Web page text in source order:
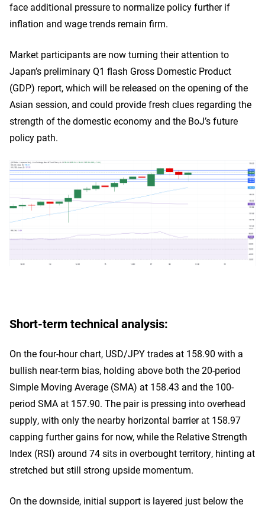
face additional pressure to normalize policy further if
inflation and wage trends remain firm.
Market participants are now turning their attention to
Japan’s preliminary Q1 flash Gross Domestic Product
(GDP) report, which will be released on the opening of the
Asian session, and could provide fresh clues regarding the
strength of the domestic economy and the BoJ’s future
policy path.
Short-term technical analysis:
On the four-hour chart, USD/JPY trades at 158.90 with a
bullish near-term bias, holding above both the 20-period
Simple Moving Average (SMA) at 158.43 and the 100-
period SMA at 157.90. The pair is pressing into overhead
supply, with only the nearby horizontal barrier at 158.97
capping further gains for now, while the Relative Strength
Index (RSI) around 74 sits in overbought territory, hinting at
stretched but still strong upside momentum.
On the downside, initial support is layered just below the